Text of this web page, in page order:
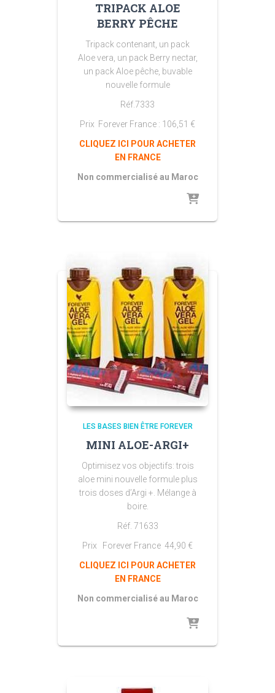
TRIPACK ALOE
BERRY PÊCHE
Tripack contenant, un pack
Aloe vera, un pack Berry nectar,
un pack Aloe pêche, buvable
nouvelle formule
Réf.7333
Prix Forever France : 106,51 €
CLIQUEZ ICI POUR ACHETER
EN FRANCE
Non commercialisé au Maroc
LES BASES BIEN ÊTRE FOREVER
MINI ALOE-ARGI+
Optimisez vos objectifs: trois
aloe mini nouvelle formule plus
trois doses d’Argi +. Mélange à
boire.
Réf. 71633
Prix Forever France 44,90 €
CLIQUEZ ICI POUR ACHETER
EN FRANCE
Non commercialisé au Maroc